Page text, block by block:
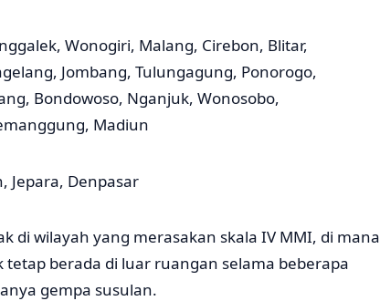
Wonogiri, Malang, Cirebon, Blitar,
Jombang, Tulungagung, Ponorogo,
Bondowoso, Nganjuk, Wonosobo,
Madiun
Jepara, Denpasar
di wilayah yang merasakan skala IV MMI, di mana
berada di luar ruangan selama beberapa
gempa susulan.